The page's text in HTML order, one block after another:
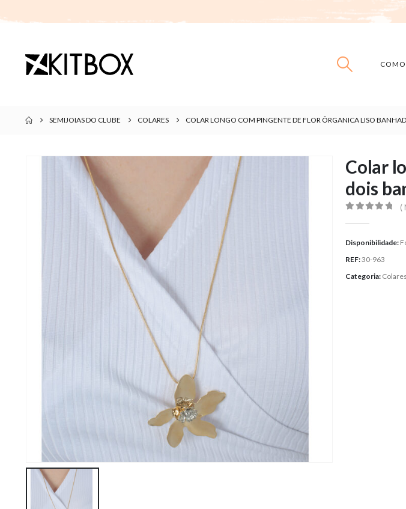
SEMIJOIAS DO CLUBE COLARES COLAR LONGO COM PINGENTE DE FLOR ÔRGANICA LISO
Colar
dois
(
Disponibilidade:
REF:30-963
Categoria: Colares